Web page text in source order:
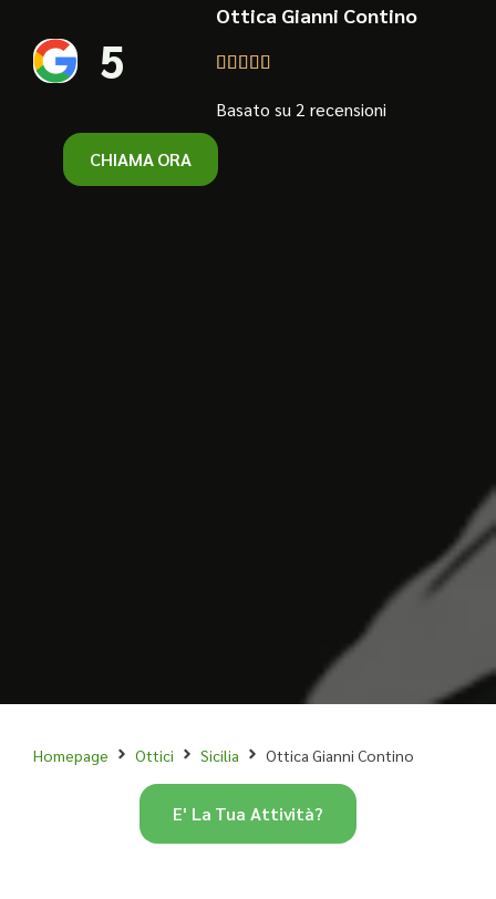
5
Ottica Gianni Contino
    
Basato su 2 recensioni
CHIAMA ORA
Homepage Ottici Sicilia Ottica Gianni Contino
E' La Tua Attività?